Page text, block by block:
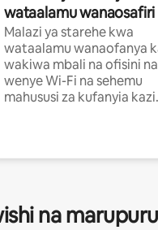
wataalamu wanaosafiri
Malazi ya starehe kwa
wataalamu wanaofanya
wakiwa mbali na ofisini na
wenye Wi-Fi na sehemu
mahususi za kufanyia kazi.
na